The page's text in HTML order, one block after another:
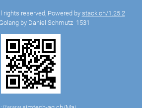
rights reserved, Powered by stack.ch/1.25.2
by Daniel Schmutz 1531